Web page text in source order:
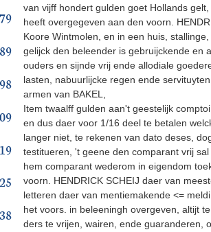
van vijff hondert gulden goet Hollands
heeft overgegeven aan den voorn.
Koore Wintmolen, en in een huis,
gelijck den beleender is gebruijckende en
ouders en sijnde vrij ende allodiale
lasten, nabuurlijcke regen ende
armen van BAKEL,
Item twaalff gulden aan't geestelijk
en dus daer voor 1/16 deel te betalen
langer niet, te rekenen van dato deses,
testitueren, 't geene den comparant vrij
hem comparant wederom in eigendom
voorn. HENDRICK SCHEIJ daer van
letteren daer van mentiemakende <=
het voors. in beleeningh overgeven, altijt
ders te vrijen, wairen, ende guaranderen,